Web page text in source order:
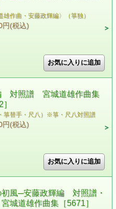
雄作曲・安藤政輝編〉（箏独）
円(税込)
対照譜 宮城道雄作曲集
箏替手・尺八）※箏・尺八対照譜
円(税込)
風─安藤政輝編 対照譜・
城道雄作曲集［5671］